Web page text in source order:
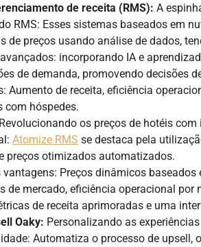
de receita (RMS): A
RMS: Esses sistemas baseados em
de preços usando análise de dados,
incorporando IA e
de demanda, promovendo decisões
Aumento de receita, eficiência
com hóspedes.
Revolucionando os preços de hotéis
Atomize RMS se destaca pela
preços otimizados automatizados.
vantagens: Preços dinâmicos
de mercado, eficiência operacional
de receita aprimoradas e uma
Oaky: Personalizando as
Automatiza o processo de upsell,